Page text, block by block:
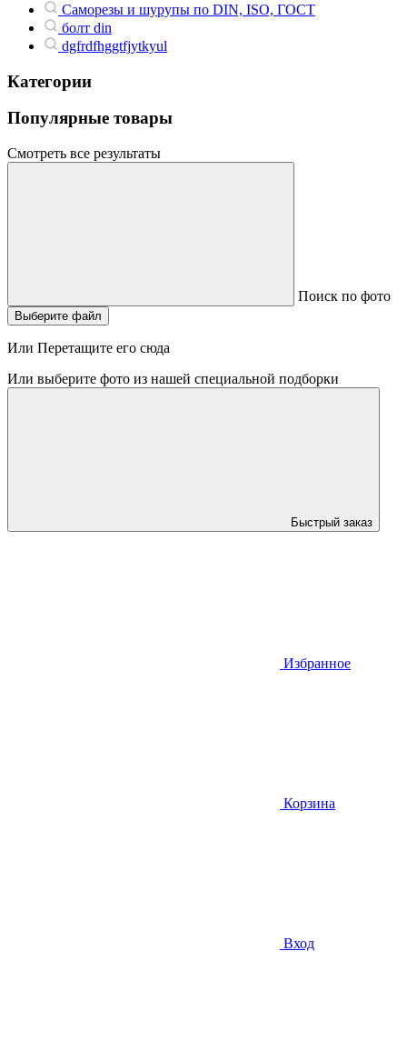
Саморезы и шурупы по DIN, ISO, ГОСТ
болт din
dgfrdfhggtfjytkyul
Категории
Популярные товары
Смотреть все результаты
Поиск по фото
Выберите файл
Или Перетащите его сюда
Или выберите фото из нашей специальной подборки
Быстрый заказ
Избранное
Корзина
Вход